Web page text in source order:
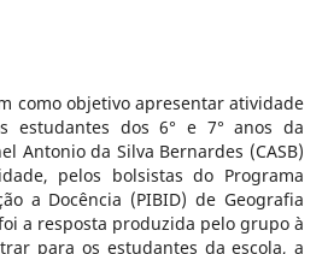
como objetivo apresentar atividade
estudantes dos 6° e 7° anos da
Antonio da Silva Bernardes (CASB)
pelos bolsistas do Programa
a Docência (PIBID) de Geografia
a resposta produzida pelo grupo à
para os estudantes da escola, a